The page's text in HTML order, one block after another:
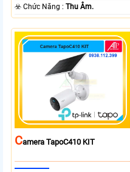
️☣️ Chức Năng :Thu Âm.
CAmera TapoC410 KIT